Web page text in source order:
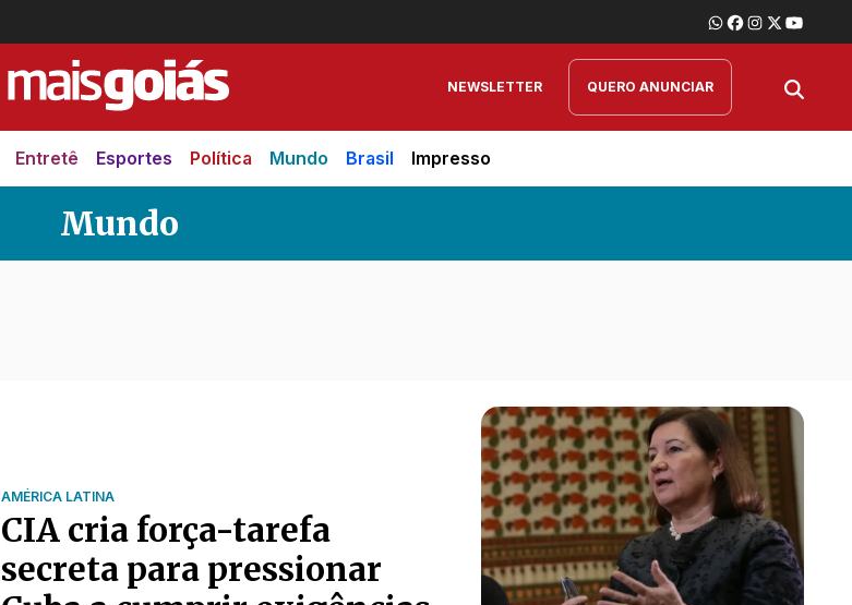
NEWSLETTER QUERO ANUNCIAR
Entretê Esportes Política Mundo Brasil Impresso
Mundo
AMÉRICA LATINA
CIA cria força-tarefa
secreta para pressionar